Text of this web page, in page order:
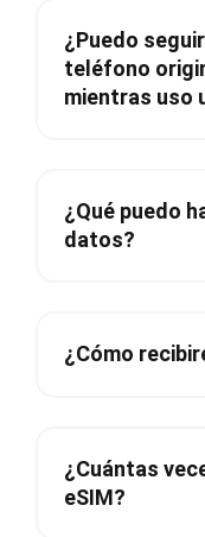
¿Puedo
teléfono
mientras uso
¿Qué puedo
datos?
¿Cómo
¿Cuántas
eSIM?